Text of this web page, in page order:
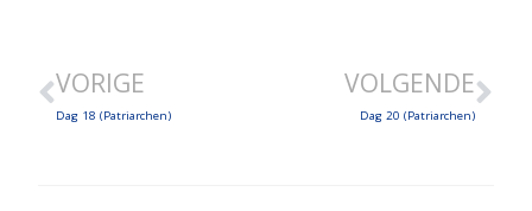
VORIGE
Dag 18 (Patriarchen)
VOLGENDE
Dag 20 (Patriarchen)